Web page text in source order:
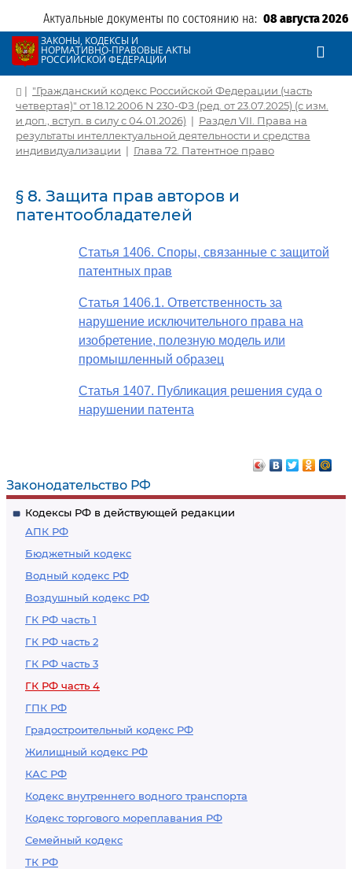
Актуальные документы по состоянию на: 08 августа 2026
ЗАКОНЫ, КОДЕКСЫ И
НОРМАТИВНО-ПРАВОВЫЕ АКТЫ
РОССИЙСКОЙ ФЕДЕРАЦИИ
Законодательство РФ
Кодексы РФ в действующей редакции
АПК РФ
Бюджетный кодекс
Водный кодекс РФ
Воздушный кодекс РФ
ГК РФ часть 1
ГК РФ часть 2
ГК РФ часть 3
ГК РФ часть 4
ГПК РФ
Градостроительный кодекс РФ
Жилищный кодекс РФ
КАС РФ
Кодекс внутреннего водного транспорта
Кодекс торгового мореплавания РФ
Семейный кодекс
ТК РФ
| "Гражданский кодекс Российской Федерации (часть
четвертая)" от 18.12.2006 N 230-ФЗ (ред. от 23.07.2025) (с изм.
и доп., вступ. в силу с 04.01.2026) | Раздел VII. Права на
результаты интеллектуальной деятельности и средства
индивидуализации | Глава 72. Патентное право
§ 8. Защита прав авторов и
патентообладателей
Статья 1406. Споры, связанные с защитой
патентных прав
Статья 1406.1. Ответственность за
нарушение исключительного права на
изобретение, полезную модель или
промышленный образец
Статья 1407. Публикация решения суда о
нарушении патента